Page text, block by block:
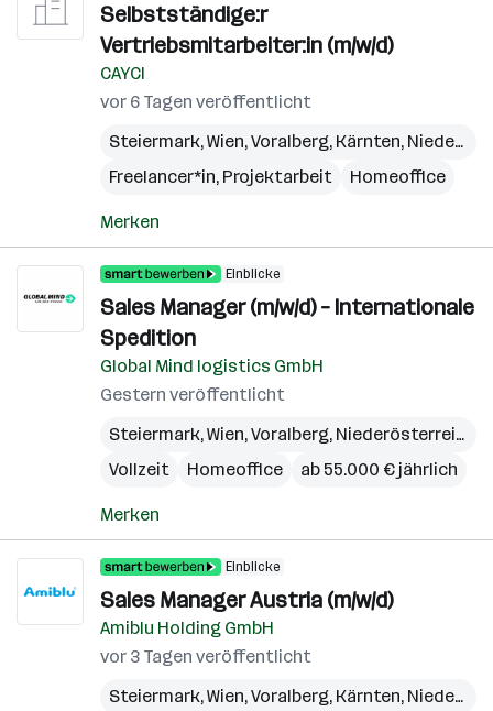
Selbstständige:r
Vertriebsmitarbeiter:in (m/w/d)
CAYCI
vor 6 Tagen veröffentlicht
Steiermark,Wien,Voralberg, Kärnten, Niederösterreich
Freelancer*in, Projektarbeit
Homeoffice
Merken
Einblicke
Sales Manager (m/w/d) – Internationale
Spedition
Global Mind logistics GmbH
Gestern veröffentlicht
Steiermark,Wien,Voralberg, Niederösterreich
Vollzeit
Homeoffice ab 55.000 € jährlich
Merken
Einblicke
Sales Manager Austria (m/w/d)
Amiblu Holding GmbH
vor 3 Tagen veröffentlicht
Steiermark,Wien,Voralberg, Kärnten, Niederösterreich